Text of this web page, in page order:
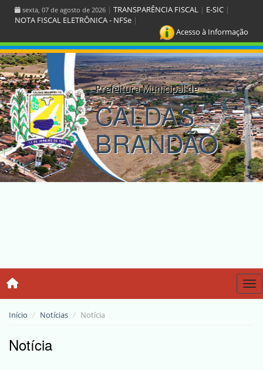
sexta, 07 de agosto de 2026 | TRANSPARÊNCIA FISCAL | E-SIC |
NOTA FISCAL ELETRÔNICA - NFSe |
Acesso à Informação
Prefeitura Municipal de
CALDAS
BRANDÃO
Início Notícias Notícia
Notícia